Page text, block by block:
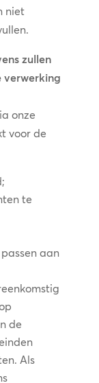
niet
zullen
verwerking
onze
voor de
te
aan
de
Als